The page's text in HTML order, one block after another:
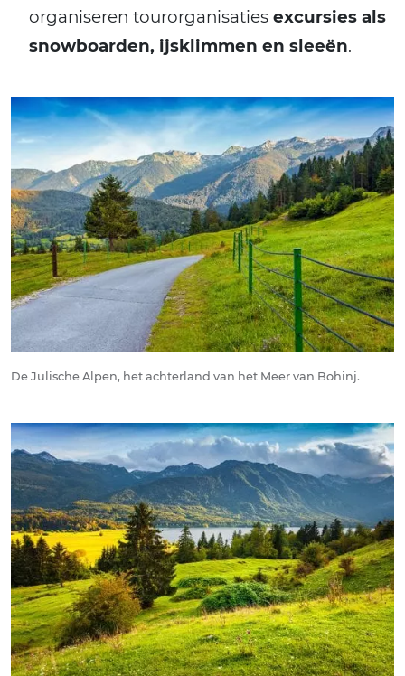
organiseren tourorganisaties excursies als
snowboarden, ijsklimmen en sleeën.
De Julische Alpen, het achterland van het Meer van Bohinj.